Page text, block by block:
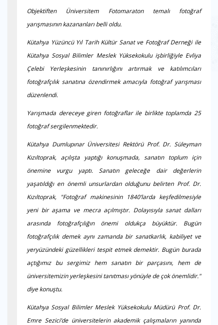
Objektiften Üniversitem Fotomaraton temalı fotoğraf
yarışmasının kazananları belli oldu.
Kütahya Yüzüncü Yıl Tarih Kültür Sanat ve Fotoğraf Derneği ile
Kütahya Sosyal Bilimler Meslek Yüksekokulu işbirliğiyle Evliya
Çelebi Yerleşkesinin tanınırlığını artırmak ve katılımcıları
fotoğrafçılık sanatına özendirmek amacıyla fotoğraf yarışması
düzenlendi.
Yarışmada dereceye giren fotoğraflar ile birlikte toplamda 25
fotoğraf sergilenmektedir.
Kütahya Dumlupınar Üniversitesi Rektörü Prof. Dr. Süleyman
Kızıltoprak, açılışta yaptığı konuşmada, sanatın toplum için
önemine vurgu yaptı. Sanatın geleceğe dair değerlerin
yaşatıldığı en önemli unsurlardan olduğunu belirten Prof. Dr.
Kızıltoprak, "Fotoğraf makinesinin 1840’larda keşfedilmesiyle
yeni bir aşama ve mecra açılmıştır. Dolayısıyla sanat dalları
arasında fotoğrafçılığın önemi oldukça büyüktür. Bugün
fotoğrafçılık demek aynı zamanda bir sanatkarlık, kabiliyet ve
yeryüzündeki güzellikleri tespit etmek demektir. Bugün burada
açtığımız bu sergimiz hem sanatın bir parçasını, hem de
üniversitemizin yerleşkesini tanıtması yönüyle de çok önemlidir."
diye konuştu.
Kütahya Sosyal Bilimler Meslek Yüksekokulu Müdürü Prof. Dr.
Emre Sezici’de üniversitelerin akademik çalışmaların yanında